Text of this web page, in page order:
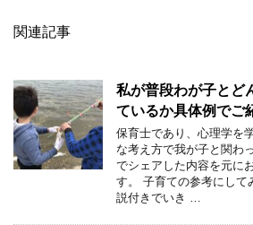
関連記事
私が普段わが子とど
ているか具体例でご
保育士であり、心理学を
な考え方で我が子と関わ
でシェアした内容を元に
す。 子育ての参考にして
説付きでいき …